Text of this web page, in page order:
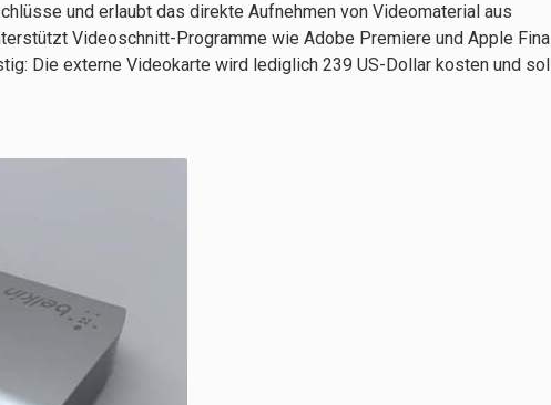
und erlaubt das direkte Aufnehmen von Videomaterial aus
Videoschnitt-Programme wie Adobe Premiere und Apple Final
Die externe Videokarte wird lediglich 239 US-Dollar kosten und soll